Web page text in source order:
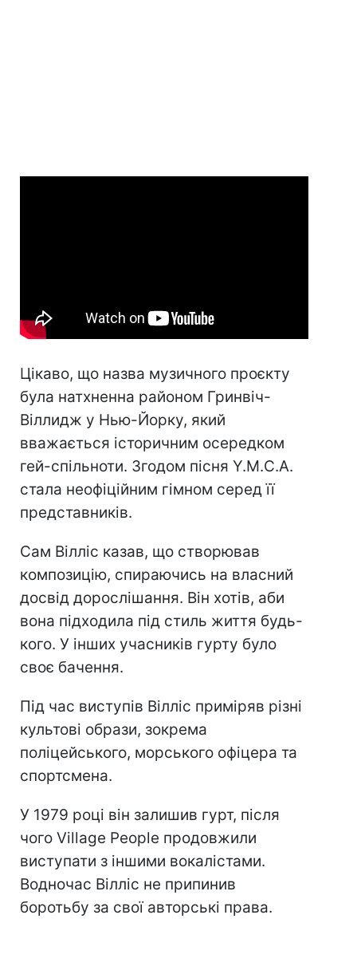
Цікаво, що назва музичного проєкту
була натхненна районом Гринвіч-
Віллидж у Нью-Йорку, який
вважається історичним осередком
гей-спільноти. Згодом пісня Y.M.C.A.
стала неофіційним гімном серед її
представників.
Сам Вілліс казав, що створював
композицію, спираючись на власний
досвід дорослішання. Він хотів, аби
вона підходила під стиль життя будь-
кого. У інших учасників гурту було
своє бачення.
Під час виступів Вілліс приміряв різні
культові образи, зокрема
поліцейського, морського офіцера та
спортсмена.
У 1979 році він залишив гурт, після
чого Village People продовжили
виступати з іншими вокалістами.
Водночас Вілліс не припинив
боротьбу за свої авторські права.